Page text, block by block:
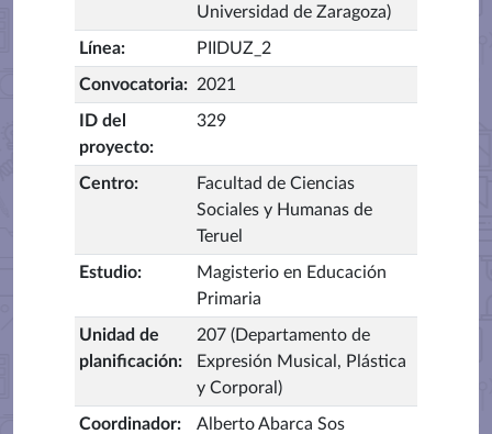
Universidad de Zaragoza)
Línea: PIIDUZ_2
Convocatoria: 2021
ID del
proyecto:
329
Centro:
Facultad de Ciencias
Sociales y Humanas de
Teruel
Estudio:
Magisterio en Educación
Primaria
Unidad de
planificación:
207 (Departamento de
Expresión Musical, Plástica
y Corporal)
Coordinador: Alberto Abarca Sos